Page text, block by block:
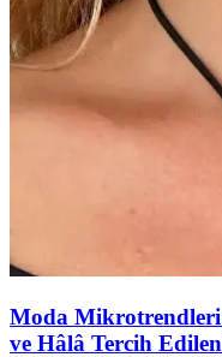
Moda
ve Hâlâ Tercih